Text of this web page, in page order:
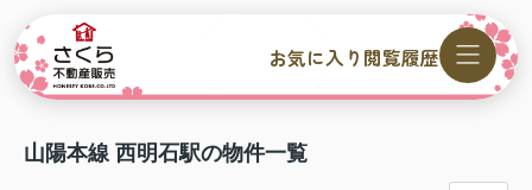
お気に入り 閲覧履歴
山陽本線 西明石駅の物件一覧